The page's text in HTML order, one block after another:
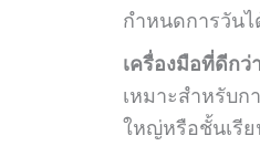
กำหนดการวัน
เครื่องมือที่ดีก
เหมาะสำหรับก
ใหญ่หรือชั้นเรีย